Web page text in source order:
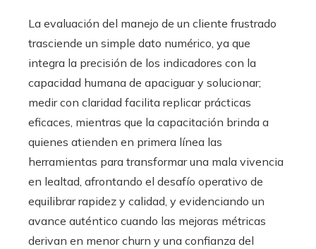
La evaluación del manejo de un cliente frustrado
trasciende un simple dato numérico, ya que
integra la precisión de los indicadores con la
capacidad humana de apaciguar y solucionar;
medir con claridad facilita replicar prácticas
eficaces, mientras que la capacitación brinda a
quienes atienden en primera línea las
herramientas para transformar una mala vivencia
en lealtad, afrontando el desafío operativo de
equilibrar rapidez y calidad, y evidenciando un
avance auténtico cuando las mejoras métricas
derivan en menor churn y una confianza del